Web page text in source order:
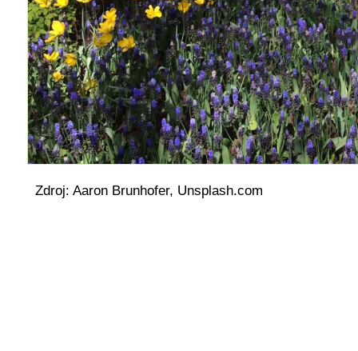
Zdroj: Aaron Brunhofer, Unsplash.com